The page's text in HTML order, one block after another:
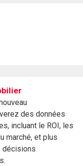
des données
incluant le ROI, les
marché, et plus
décisions